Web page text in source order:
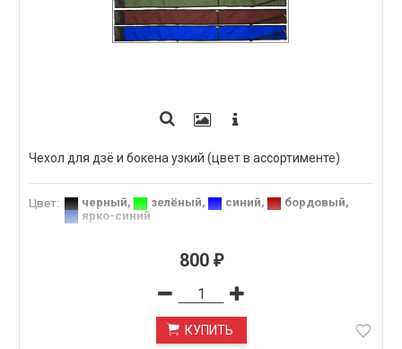
Чехол для дзё и бокена узкий (цвет в ассортименте)
Цвет: черный, зелёный, синий, бордовый,
ярко-синий
800 ₽
КУПИТЬ